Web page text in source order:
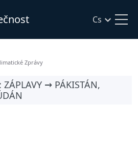
Cs
Zprávy
ZÁPLAVY → PÁKISTÁN,